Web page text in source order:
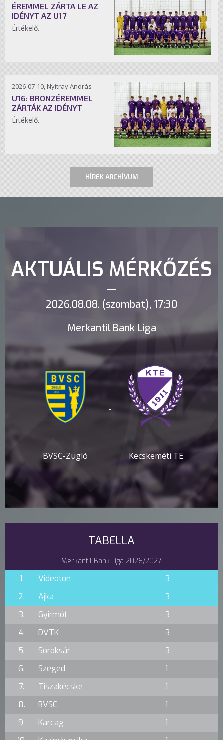
ÉREMMEL ZÁRTA LE AZ
IDÉNYT AZ U17
Értékelő.
2026-07-10, Nyitray András
U16: BRONZÉREMMEL
ZÁRTÁK AZ IDÉNYT
Értékelő.
HÍREK ARCHÍVUM
AKTUÁLIS MÉRKŐZÉS
2026.08.08. (szombat), 17:30
Merkantil Bank Liga
BVSC-Zugló
-
Kecskeméti TE
TABELLA
Merkantil Bank Liga 2026/2027
1. Videoton
3
2.
Ajka
3
3.
Gyirmót
3
4.
DVTK
3
5.
Soroksár
3
6.
Szeged
1
7.
Tiszakécske
1
8.
BVSC
1
9.
Karcag
1